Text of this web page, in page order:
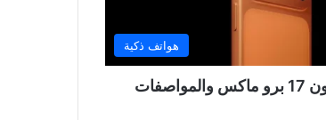
هواتف ذكية
سعر آيفون 17 برو ماكس والمواصفات